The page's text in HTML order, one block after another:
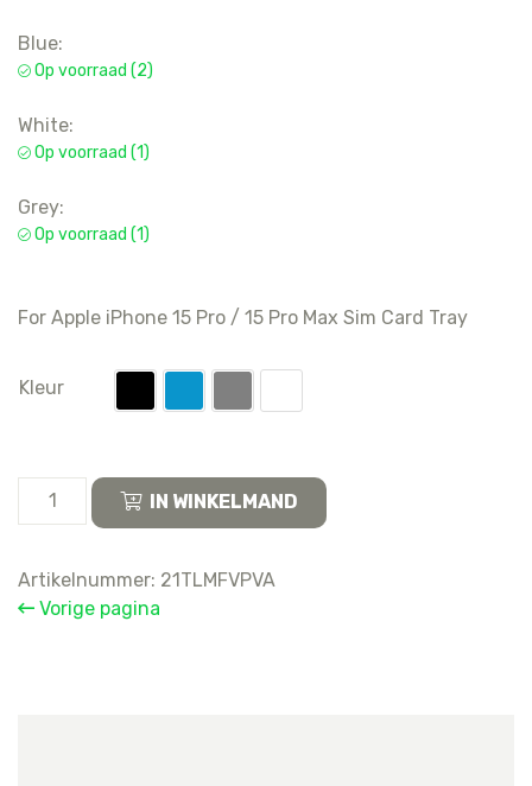
Blue:
Op voorraad (2)
White:
Op voorraad (1)
Grey:
Op voorraad (1)
For Apple iPhone 15 Pro / 15 Pro Max Sim Card Tray
Kleur
Apple
15
Pro
IN WINKELMAND
Artikelnummer: 21TLMFVPVA
Vorige pagina